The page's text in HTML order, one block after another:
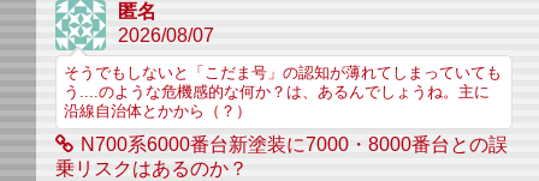
匿名
2026/08/07
そうでもしないと「こだま号」の認知が薄れてしまっていても
う....のような危機感的な何か？は、あるんでしょうね。主に
沿線自治体とかから（？）
N700系6000番台新塗装に7000・8000番台との誤
乗リスクはあるのか？